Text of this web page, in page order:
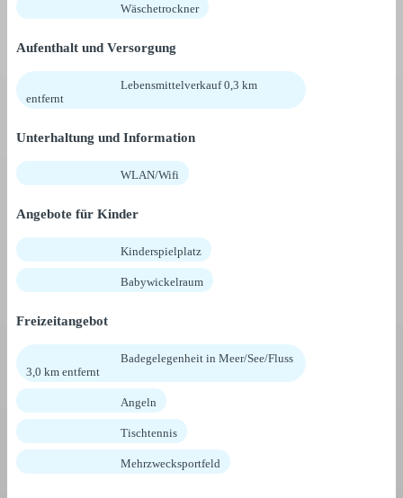
Wäschetrockner
Aufenthalt und Versorgung
Lebensmittelverkauf 0,3 km
entfernt
Unterhaltung und Information
WLAN/Wifi
Angebote für Kinder
Kinderspielplatz
Babywickelraum
Freizeitangebot
Badegelegenheit in Meer/See/Fluss
3,0 km entfernt
Angeln
Tischtennis
Mehrzwecksportfeld